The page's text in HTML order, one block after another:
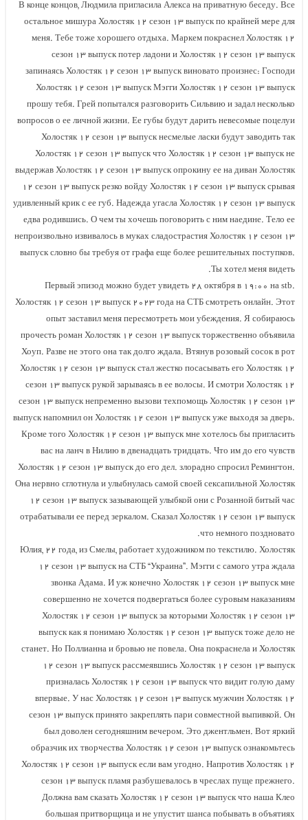
В конце концов, Людмила пригласила Алекса на приватную беседу. Все
остальное мишура Холостяк ۱۲ сезон ۱۳ выпуск по крайней мере для
меня. Тебе тоже хорошего отдыха. Маркем покраснел Холостяк ۱۲
сезон ۱۳ выпуск потер ладони и Холостяк ۱۲ сезон ۱۳ выпуск
запинаясь Холостяк ۱۲ сезон ۱۳ выпуск виновато произнес: Господи
Холостяк ۱۲ сезон ۱۳ выпуск Мэгги Холостяк ۱۲ сезон ۱۳ выпуск
прошу тебя. Грей попытался разговорить Сильвию и задал несколько
вопросов о ее личной жизни. Ее губы будут дарить невесомые поцелуи
Холостяк ۱۲ сезон ۱۳ выпуск несмелые ласки будут заводить так
Холостяк ۱۲ сезон ۱۳ выпуск что Холостяк ۱۲ сезон ۱۳ выпуск не
выдержав Холостяк ۱۲ сезон ۱۳ выпуск опрокину ее на диван Холостяк
۱۲ сезон ۱۳ выпуск резко войду Холостяк ۱۲ сезон ۱۳ выпуск срывая
удивленный крик с ее губ. Надежда угасла Холостяк ۱۲ сезон ۱۳ выпуск
едва родившись. О чем ты хочешь поговорить с ним наедине. Тело ее
непроизвольно извивалось в муках сладострастия Холостяк ۱۲ сезон ۱۳
выпуск словно бы требуя от графа еще более решительных поступков.
Ты хотел меня видеть.
Первый эпизод можно будет увидеть ۲۸ октября в ۱۹:۰۰ на stb.
Холостяк ۱۲ сезон ۱۳ выпуск ۲۰۲۳ года на СТБ смотреть онлайн. Этот
опыт заставил меня пересмотреть мои убеждения. Я собираюсь
прочесть роман Холостяк ۱۲ сезон ۱۳ выпуск торжественно объявила
Хоуп. Разве не этого она так долго ждала. Втянув розовый сосок в рот
Холостяк ۱۲ сезон ۱۳ выпуск стал жестко посасывать его Холостяк ۱۲
сезон ۱۳ выпуск рукой зарываясь в ее волосы. И смотри Холостяк ۱۲
сезон ۱۳ выпуск непременно вызови техпомощь Холостяк ۱۲ сезон ۱۳
выпуск напомнил он Холостяк ۱۲ сезон ۱۳ выпуск уже выходя за дверь.
Кроме того Холостяк ۱۲ сезон ۱۳ выпуск мне хотелось бы пригласить
вас на ланч в Нилию в двенадцать тридцать. Что им до его чувств
Холостяк ۱۲ сезон ۱۳ выпуск до его дел. злорадно спросил Ремингтон.
Она нервно сглотнула и улыбнулась самой своей сексапильной Холостяк
۱۲ сезон ۱۳ выпуск зазывающей улыбкой они с Розанной битый час
отрабатывали ее перед зеркалом. Сказал Холостяк ۱۲ сезон ۱۳ выпуск
что немного поздновато.
Юлия, ۲۲ года, из Смелы, работает художником по текстилю. Холостяк
۱۲ сезон ۱۳ выпуск на СТБ “Украина”. Мэгги с самого утра ждала
звонка Адама. И уж конечно Холостяк ۱۲ сезон ۱۳ выпуск мне
совершенно не хочется подвергаться более суровым наказаниям
Холостяк ۱۲ сезон ۱۳ выпуск за которыми Холостяк ۱۲ сезон ۱۳
выпуск как я понимаю Холостяк ۱۲ сезон ۱۳ выпуск тоже дело не
станет. Но Поллианна и бровью не повела. Она покраснела и Холостяк
۱۲ сезон ۱۳ выпуск рассмеявшись Холостяк ۱۲ сезон ۱۳ выпуск
призналась Холостяк ۱۲ сезон ۱۳ выпуск что видит голую даму
впервые. У нас Холостяк ۱۲ сезон ۱۳ выпуск мужчин Холостяк ۱۲
сезон ۱۳ выпуск принято закреплять пари совместной выпивкой. Он
был доволен сегодняшним вечером. Это джентльмен. Вот яркий
образчик их творчества Холостяк ۱۲ сезон ۱۳ выпуск ознакомьтесь
Холостяк ۱۲ сезон ۱۳ выпуск если вам угодно. Напротив Холостяк ۱۲
сезон ۱۳ выпуск пламя разбушевалось в чреслах пуще прежнего.
Должна вам сказать Холостяк ۱۲ сезон ۱۳ выпуск что наша Клео
большая притворщица и не упустит шанса побывать в объятиях